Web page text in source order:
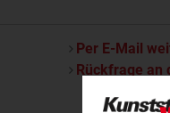
Per E-Mail
Rückfrage an